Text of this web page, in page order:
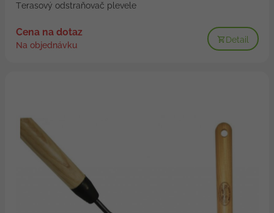
Terasový odstraňovač plevele
Cena na dotaz
Na objednávku
Detail